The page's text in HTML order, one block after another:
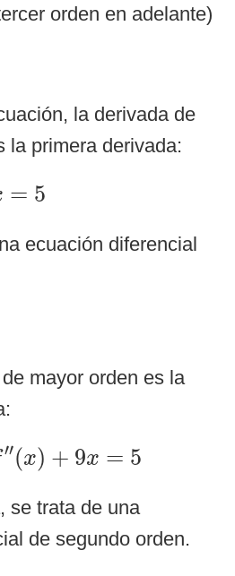
orden en adelante)
la derivada de
la primera derivada:
= 5
ecuación diferencial
mayor orden es la
′′(x) + 9x = 5
f″(x )+ 9 x=
se trata de una
de segundo orden.